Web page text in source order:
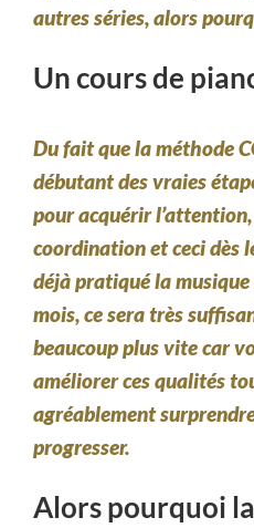
autres séries, alors
Un cours de
Du fait que la méthode
débutant des vraies
pour acquérir
coordination et ceci dès
déjà pratiqué la
mois, ce sera très
beaucoup plus vite car
améliorer ces qualités
agréablement
progresser.
Alors pourquoi